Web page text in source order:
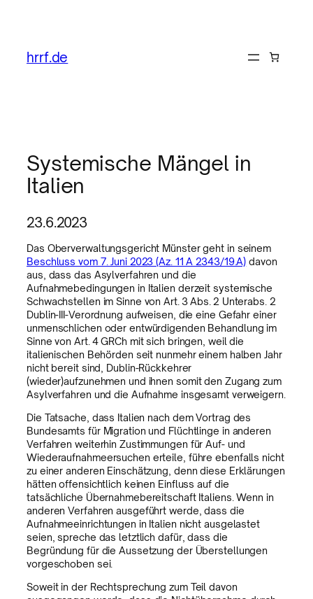
hrrf.de
Systemische Mängel in
Italien
23.6.2023
Das Oberverwaltungsgericht Münster geht in seinem
Beschluss vom 7. Juni 2023 (Az. 11 A 2343/19.A) davon
aus, dass das Asylverfahren und die
Aufnahmebedingungen in Italien derzeit systemische
Schwachstellen im Sinne von Art. 3 Abs. 2 Unterabs. 2
Dublin-III-Verordnung aufweisen, die eine Gefahr einer
unmenschlichen oder entwürdigenden Behandlung im
Sinne von Art. 4 GRCh mit sich bringen, weil die
italienischen Behörden seit nunmehr einem halben Jahr
nicht bereit sind, Dublin-Rückkehrer
(wieder)aufzunehmen und ihnen somit den Zugang zum
Asylverfahren und die Aufnahme insgesamt verweigern.
Die Tatsache, dass Italien nach dem Vortrag des
Bundesamts für Migration und Flüchtlinge in anderen
Verfahren weiterhin Zustimmungen für Auf- und
Wiederaufnahmeersuchen erteile, führe ebenfalls nicht
zu einer anderen Einschätzung, denn diese Erklärungen
hätten offensichtlich keinen Einfluss auf die
tatsächliche Übernahmebereitschaft Italiens. Wenn in
anderen Verfahren ausgeführt werde, dass die
Aufnahmeeinrichtungen in Italien nicht ausgelastet
seien, spreche das letztlich dafür, dass die
Begründung für die Aussetzung der Überstellungen
vorgeschoben sei.
Soweit in der Rechtsprechung zum Teil davon